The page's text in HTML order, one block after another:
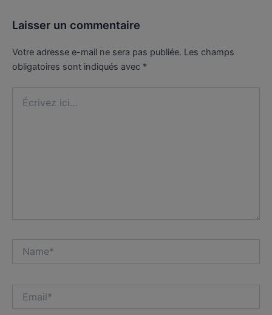
Laisser un commentaire
Votre adresse e-mail ne sera pas publiée. Les champs
obligatoires sont indiqués avec *
ici…